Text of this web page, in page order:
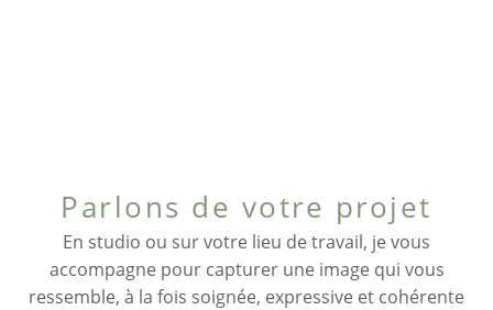
Parlons de votre projet
En studio ou sur votre lieu de travail, je vous
accompagne pour capturer une image qui vous
ressemble, à la fois soignée, expressive et cohérente